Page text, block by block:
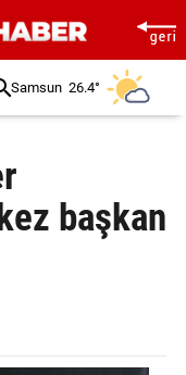
Samsun 26.4°
başkan